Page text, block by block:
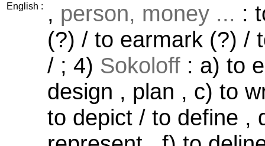
English :
, person, money ... :
(?) / to earmark (?) /
/ ; 4) Sokoloff : a) to
design , plan , c) to
to depict / to define ,